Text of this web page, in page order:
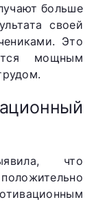
больше
своей
Это
мощным
что